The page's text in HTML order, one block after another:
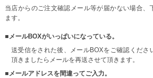
当店からのご注文確認メール等が届かない場合、
ます。
■メールBOXがいっぱいになっている。
送受信をされた後、メールBOXをご確認くださ
頂きましたらメールを再送させて頂きます。
■メールアドレスを間違ってご入力。